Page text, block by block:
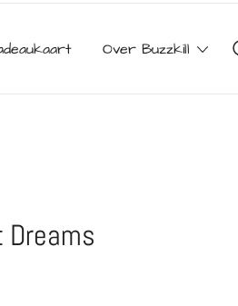
Over Buzzkill